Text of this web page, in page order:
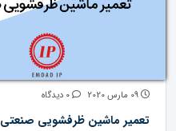
تعمیر ماشین ظرفشویی صنعتی